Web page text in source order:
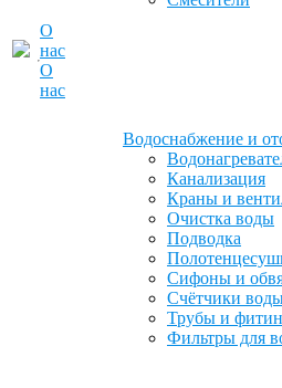
О
нас
О
нас
Водоснабжение и
Канализация
Краны и
Очистка воды
Подводка
Сифоны и
Счётчики
Трубы и
Фильтры для